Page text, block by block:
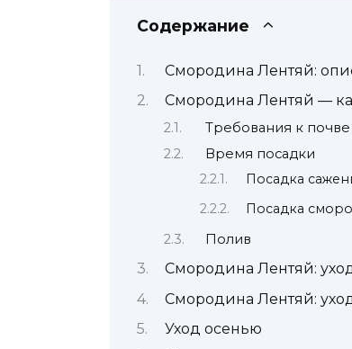
Содержание
Смородина Лентяй:
Смородина Лентяй —
Требования к почве
Время посадки
Посадка
Посадка
Полив
Смородина Лентяй:
Смородина Лентяй:
Уход осенью